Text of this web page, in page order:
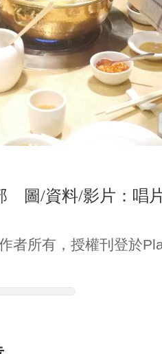
圖/資料/影片：唱
者所有，授權刊登於